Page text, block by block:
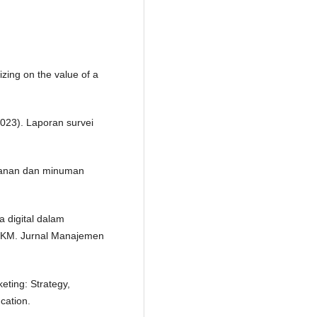
on the value of a
Laporan survei
dan minuman
digital dalam
Jurnal Manajemen
Strategy,